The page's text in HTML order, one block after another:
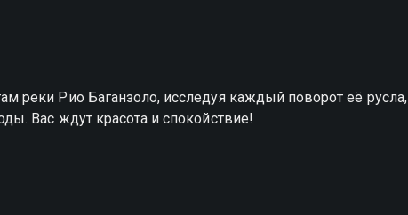
реки Рио Баганзоло, исследуя каждый поворот её
Вас ждут красота и спокойствие!